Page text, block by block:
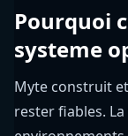
Pourquoi
systeme
Myte construit
rester fiables.